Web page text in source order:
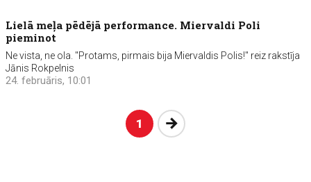
Lielā meļa pēdējā performance. Miervaldi Poli
pieminot
Ne vista, ne ola. "Protams, pirmais bija Miervaldis Polis!" reiz rakstīja
Jānis Rokpelnis
24. februāris, 10:01
1 Nākošā